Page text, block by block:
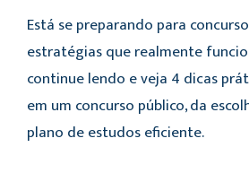
Está se preparando para
estratégias que realmente
continue lendo e veja 4 dicas
em um concurso público, da
plano de estudos eficiente.